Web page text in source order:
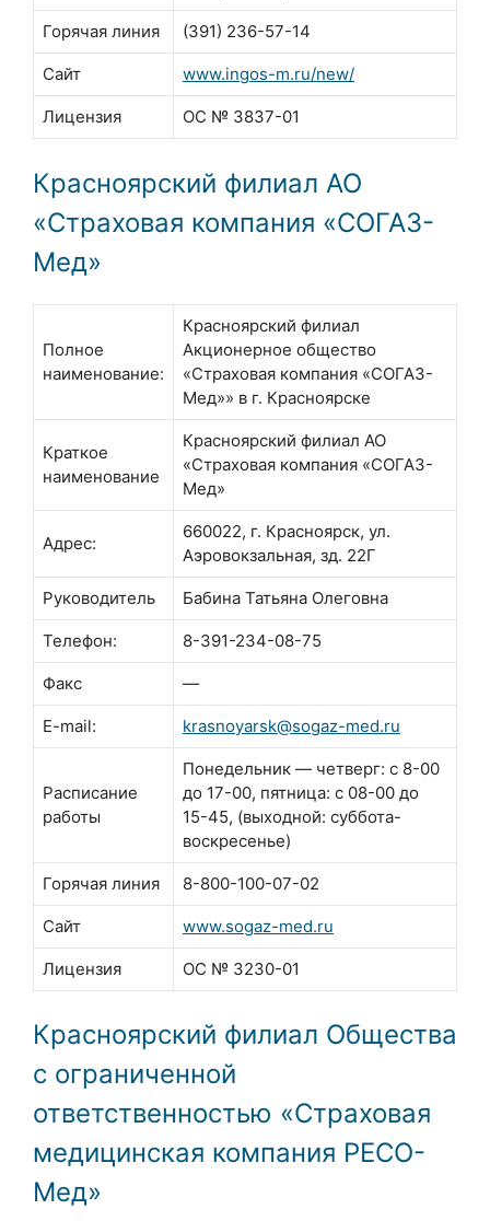
Горячая линия (391) 236-57-14
Сайт www.ingos-m.ru/new/
Лицензия ОС № 3837-01
Красноярский филиал АО
«Страховая компания «СОГАЗ-
Мед»
Полное
наименование:
Красноярский филиал
Акционерное общество
«Страховая компания «СОГАЗ-
Мед»» в г. Красноярске
Краткое
наименование
Красноярский филиал АО
«Страховая компания «СОГАЗ-
Мед»
Адрес:
660022, г. Красноярск, ул.
Аэровокзальная, зд. 22Г
Руководитель Бабина Татьяна Олеговна
Телефон: 8-391-234-08-75
Факс —
E-mail: krasnoyarsk@sogaz-med.ru
Расписание
работы
Понедельник — четверг: с 8-00
до 17-00, пятница: с 08-00 до
15-45, (выходной: суббота-
воскресенье)
Горячая линия 8-800-100-07-02
Сайт www.sogaz-med.ru
Лицензия ОС № 3230-01
Красноярский филиал Общества
с ограниченной
ответственностью «Страховая
медицинская компания РЕСО-
Мед»